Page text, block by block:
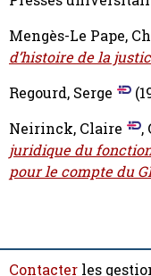
Mengès-Le Pape,
d’histoire de la
Regourd, Serge
Neirinck, Claire
,
juridique du
pour le compte du
Contacter les